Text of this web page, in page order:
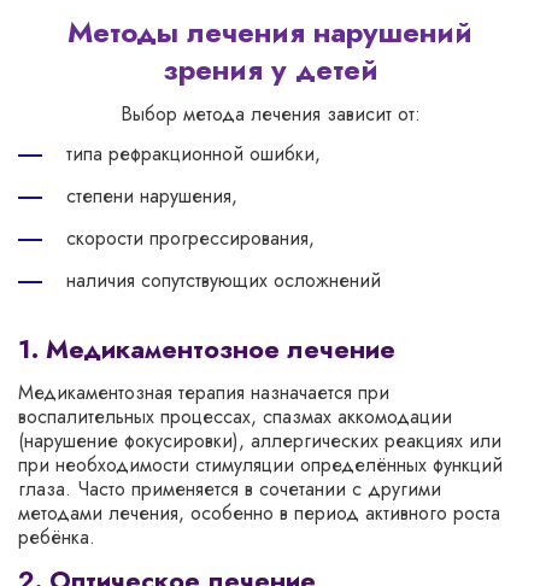
Методы лечения нарушений
зрения у детей
Выбор метода лечения зависит от:
типа рефракционной ошибки,
степени нарушения,
скорости прогрессирования,
наличия сопутствующих осложнений
1. Медикаментозное лечение
Медикаментозная терапия назначается при
воспалительных процессах, спазмах аккомодации
(нарушение фокусировки), аллергических реакциях или
при необходимости стимуляции определённых функций
глаза. Часто применяется в сочетании с другими
методами лечения, особенно в период активного роста
ребёнка.